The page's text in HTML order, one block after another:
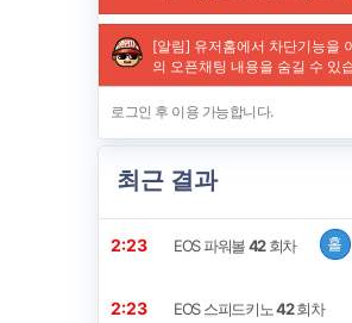
최근 결과
2:22 EOS 파워볼42회차 홀
2:22 EOS 스피드키노42회차